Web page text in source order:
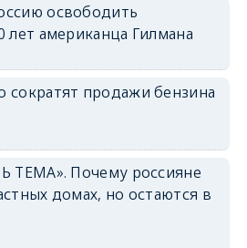
освободить
лет американца Гилмана
продажи бензина
ТЕМА». Почему россияне
домах, но остаются в